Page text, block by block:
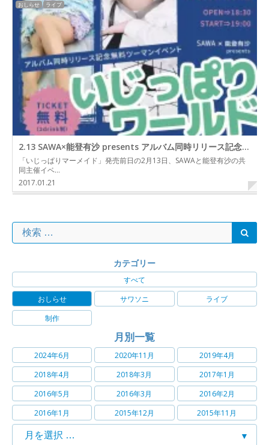
おしらせ ライブ
2.13 SAWA×能登有沙 presents アルバム同時リリース記念無料ツーマンイベント「いじっぱりワールド」
「いじっぱりマーメイド」発売前日の2月13日、SAWAと能登有沙の共
同主催イベ…
2017.01.21
カテゴリー
すべて
おしらせ
サワソニ
ライブ
制作
月別一覧
2024年6月 2020年11月
2019年4月
2018年4月
2018年3月
2017年1月
2016年5月
2016年3月
2016年2月
2016年1月
2015年12月 2015年11月